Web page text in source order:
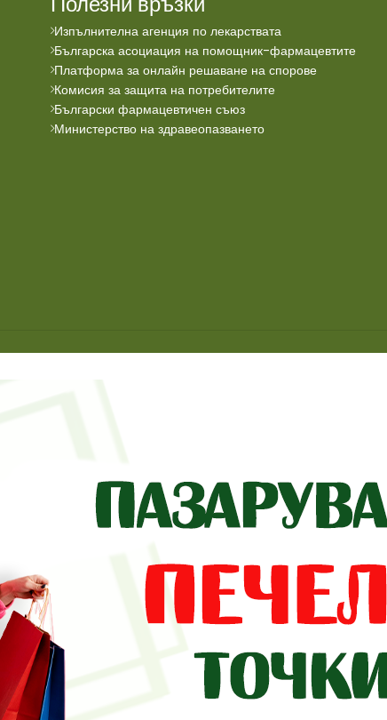
Изпълнителна агенция по лекарствата
Българска асоциация на помощник-фармацевтите
Платформа за онлайн решаване на спорове
Комисия за защита на потребителите
Български фармацевтичен съюз
Министерство на здравеопазването